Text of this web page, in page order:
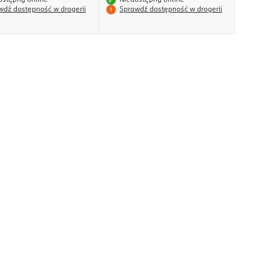
dostępność w drogerii
Sprawdź dostępność w drogerii